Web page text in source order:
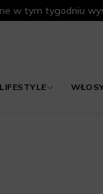
w tym tygodniu
LIFESTYLE